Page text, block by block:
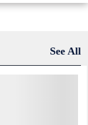
See All